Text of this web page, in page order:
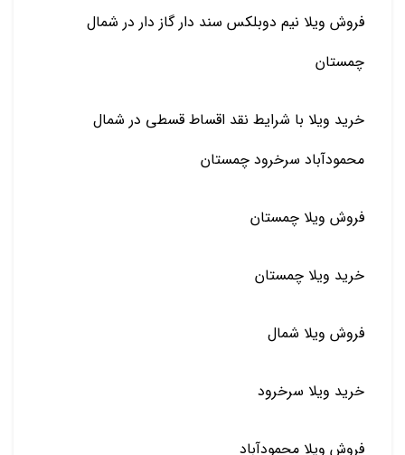
فروش ویلا نیم دوبلکس سند دار گاز دار در شمال
چمستان
خرید ویلا با شرایط نقد اقساط قسطی در شمال
محمودآباد سرخرود چمستان
فروش ویلا چمستان
خرید ویلا چمستان
فروش ویلا شمال
خرید ویلا سرخرود
فروش ویلا محمودآباد